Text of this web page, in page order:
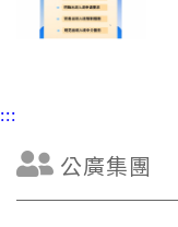
:::
公廣集團